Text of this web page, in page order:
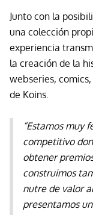
Junto con la
una colección
experiencia
la creación de la
webseries,
de Koins.
“Estamos muy
competitivo
obtener
construimos
nutre de valor
presentamos